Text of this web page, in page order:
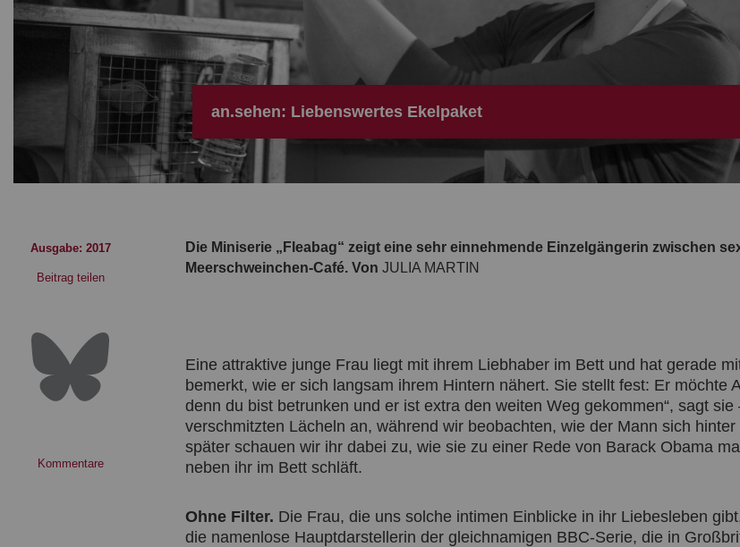
an.sehen: Liebenswertes Ekelpaket
Ausgabe: 2017
Beitrag teilen
Kommentare
Die Miniserie „Fleabag“ zeigt eine sehr einnehmende Einzelgängerin zwischen
Meerschweinchen-Café. VonJULIA MARTIN
Eine attraktive junge Frau liegt mit ihrem Liebhaber im Bett und hat gerade
bemerkt, wie er sich langsam ihrem Hintern nähert. Sie stellt fest: Er möchte
denn du bist betrunken und er ist extra den weiten Weg gekommen“, sagt
verschmitzten Lächeln an, während wir beobachten, wie der Mann sich
später schauen wir ihr dabei zu, wie sie zu einer Rede von Barack Obama
neben ihr im Bett schläft.
Ohne Filter. Die Frau, die uns solche intimen Einblicke in ihr Liebesleben
die namenlose Hauptdarstellerin der gleichnamigen BBC-Serie, die in